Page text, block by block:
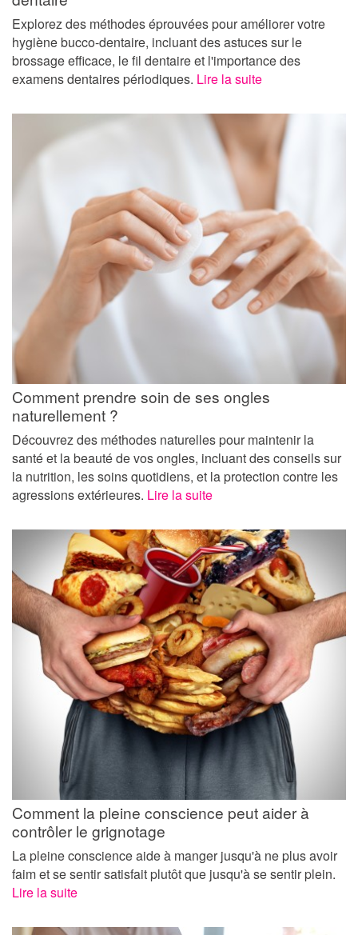
Explorez des méthodes éprouvées pour améliorer votre
hygiène bucco-dentaire, incluant des astuces sur le
brossage efficace, le fil dentaire et l'importance des
examens dentaires périodiques. Lire la suite
Comment prendre soin de ses ongles
naturellement ?
Découvrez des méthodes naturelles pour maintenir la
santé et la beauté de vos ongles, incluant des conseils sur
la nutrition, les soins quotidiens, et la protection contre les
agressions extérieures. Lire la suite
Comment la pleine conscience peut aider à
contrôler le grignotage
La pleine conscience aide à manger jusqu'à ne plus avoir
faim et se sentir satisfait plutôt que jusqu'à se sentir plein.
Lire la suite